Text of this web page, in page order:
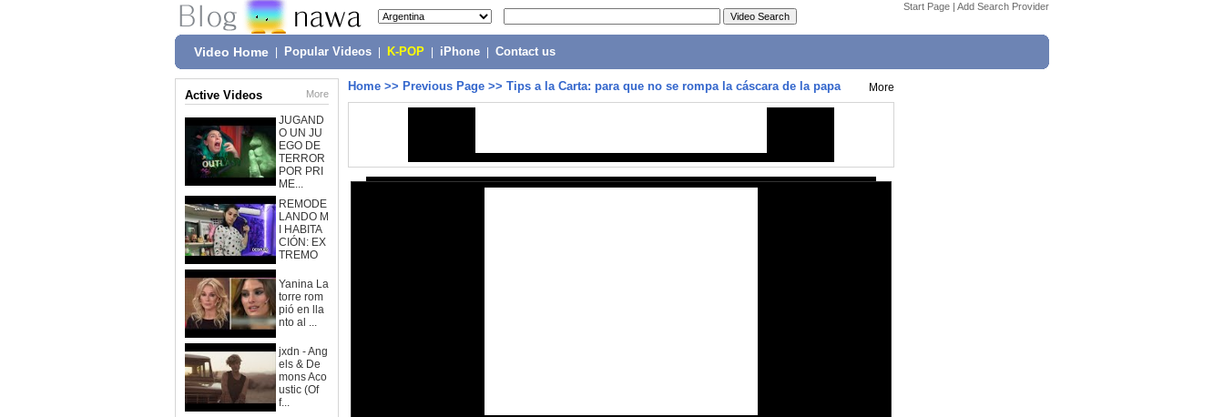
Start Page | Add Search Provider
Video Home Popular Videos K-POP iPhone Contact us
Active Videos More
JUGAND
O UN JU
EGO DE
TERROR
POR PRI
ME...
REMODE
LANDO M
I HABITA
CIÓN: EX
TREMO
Yanina La
torre rom
pió en lla
nto al ...
jxdn - Ang
els & De
mons Aco
ustic (Of
f...
Home >> Previous Page >> Tips a la Carta: para que no se rompa la cáscara de la papa More